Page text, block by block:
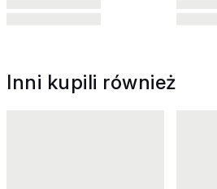
Inni kupili również